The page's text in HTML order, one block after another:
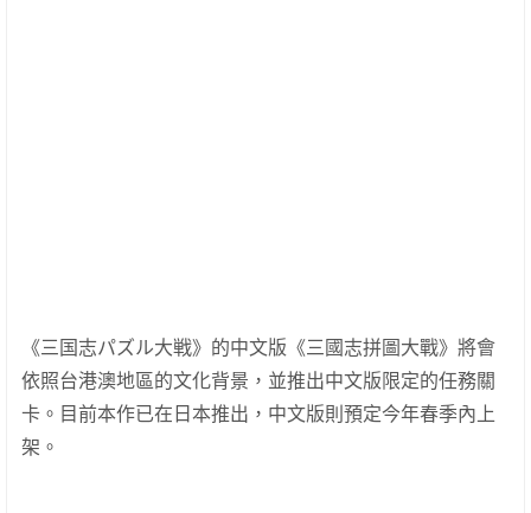
《三国志パズル大戦》的中文版《三國志拼圖大戰》將會
依照台港澳地區的文化背景，並推出中文版限定的任務關
卡。目前本作已在日本推出，中文版則預定今年春季內上
架。